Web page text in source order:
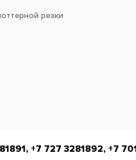
резки
+7 727 3281892, +7 701